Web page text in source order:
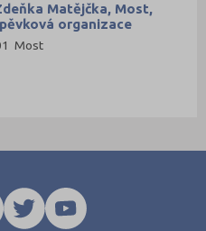
Mladá Boleslav (4)
Most (2)
Opava (5)
Ostrava-město (9)
Matějčka, Most,
organizace
Most